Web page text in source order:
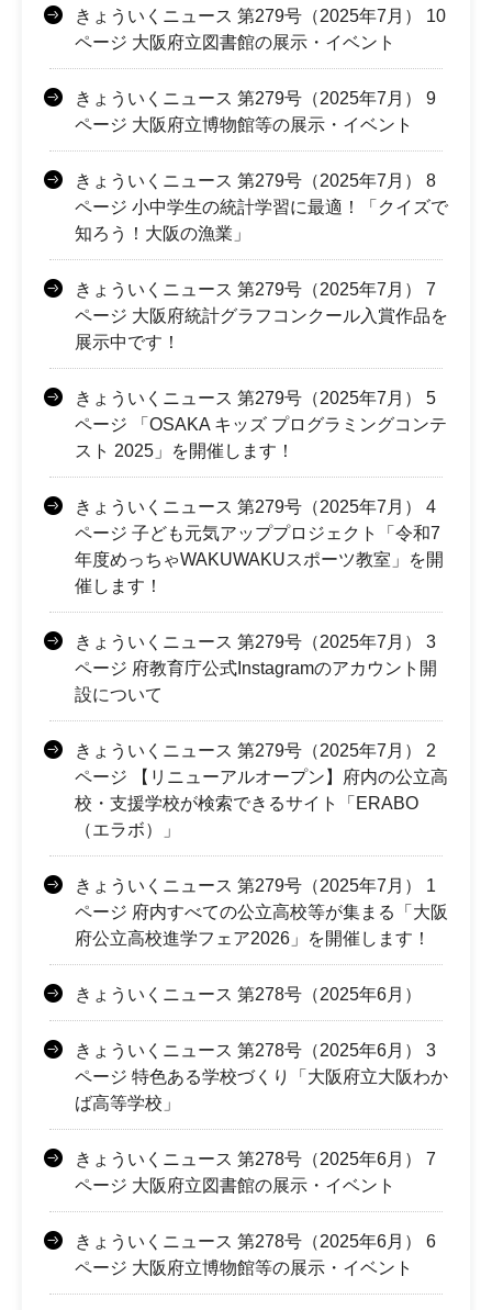
きょういくニュース 第279号（2025年7月） 10
ページ 大阪府立図書館の展示・イベント
きょういくニュース 第279号（2025年7月） 9
ページ 大阪府立博物館等の展示・イベント
きょういくニュース 第279号（2025年7月） 8
ページ 小中学生の統計学習に最適！「クイズで
知ろう！大阪の漁業」
きょういくニュース 第279号（2025年7月） 7
ページ 大阪府統計グラフコンクール入賞作品を
展示中です！
きょういくニュース 第279号（2025年7月） 5
ページ 「OSAKA キッズ プログラミングコンテ
スト 2025」を開催します！
きょういくニュース 第279号（2025年7月） 4
ページ 子ども元気アッププロジェクト「令和7
年度めっちゃWAKUWAKUスポーツ教室」を開
催します！
きょういくニュース 第279号（2025年7月） 3
ページ 府教育庁公式Instagramのアカウント開
設について
きょういくニュース 第279号（2025年7月） 2
ページ 【リニューアルオープン】府内の公立高
校・支援学校が検索できるサイト「ERABO
（エラボ）」
きょういくニュース 第279号（2025年7月） 1
ページ 府内すべての公立高校等が集まる「大阪
府公立高校進学フェア2026」を開催します！
きょういくニュース 第278号（2025年6月）
きょういくニュース 第278号（2025年6月） 3
ページ 特色ある学校づくり「大阪府立大阪わか
ば高等学校」
きょういくニュース 第278号（2025年6月） 7
ページ 大阪府立図書館の展示・イベント
きょういくニュース 第278号（2025年6月） 6
ページ 大阪府立博物館等の展示・イベント